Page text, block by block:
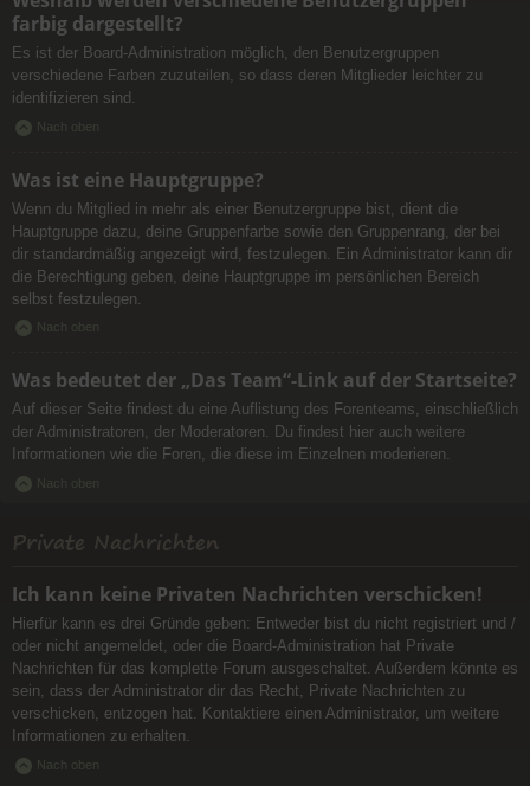
farbig dargestellt?
Es ist der Board-Administration möglich, den Benutzergruppen
verschiedene Farben zuzuteilen, so dass deren Mitglieder leichter zu
identifizieren sind.
Nach oben
Was ist eine Hauptgruppe?
Wenn du Mitglied in mehr als einer Benutzergruppe bist, dient die
Hauptgruppe dazu, deine Gruppenfarbe sowie den Gruppenrang, der bei
dir standardmäßig angezeigt wird, festzulegen. Ein Administrator kann dir
die Berechtigung geben, deine Hauptgruppe im persönlichen Bereich
selbst festzulegen.
Nach oben
Was bedeutet der „Das Team“-Link auf der Startseite?
Auf dieser Seite findest du eine Auflistung des Forenteams, einschließlich
der Administratoren, der Moderatoren. Du findest hier auch weitere
Informationen wie die Foren, die diese im Einzelnen moderieren.
Nach oben
Private Nachrichten
Ich kann keine Privaten Nachrichten verschicken!
Hierfür kann es drei Gründe geben: Entweder bist du nicht registriert und /
oder nicht angemeldet, oder die Board-Administration hat Private
Nachrichten für das komplette Forum ausgeschaltet. Außerdem könnte es
sein, dass der Administrator dir das Recht, Private Nachrichten zu
verschicken, entzogen hat. Kontaktiere einen Administrator, um weitere
Informationen zu erhalten.
Nach oben